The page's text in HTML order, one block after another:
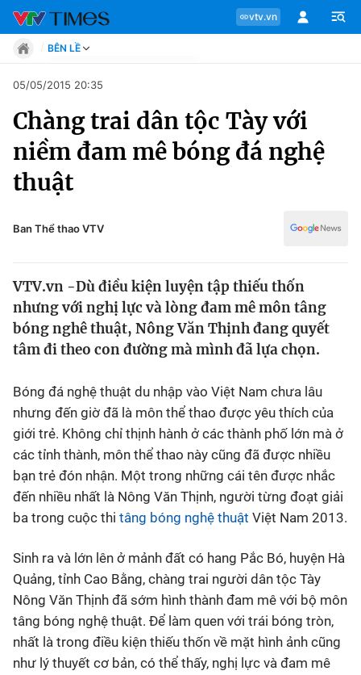
vtv.vn
Chuyên mục
Tin tức
Chân dung
Sự kiện
Bóng đá
Thể thao Điện tử
Các môn khác
Bên lề
BÊN LỀ
Move
Phong cách
Chân dung
Sự kiện
Bóng đá
Thể thao điện tử
05/05/2015 20:35
Chàng trai dân tộc Tày với
niềm đam mê bóng đá nghệ
thuật
Ban Thể thao VTV
VTV.vn -Dù điều kiện luyện tập thiếu thốn
nhưng với nghị lực và lòng đam mê môn tâng
bóng nghê thuật, Nông Văn Thịnh đang quyết
tâm đi theo con đường mà mình đã lựa chọn.
Bóng đá nghệ thuật du nhập vào Việt Nam chưa lâu
nhưng đến giờ đã là môn thể thao được yêu thích của
giới trẻ. Không chỉ thịnh hành ở các thành phố lớn mà ở
các tỉnh thành, môn thể thao này cũng đã được nhiều
bạn trẻ đón nhận. Một trong những cái tên được nhắc
đến nhiều nhất là Nông Văn Thịnh, người từng đoạt giải
ba trong cuộc thi tâng bóng nghệ thuật Việt Nam 2013.
Sinh ra và lớn lên ở mảnh đất có hang Pắc Bó, huyện Hà
Quảng, tỉnh Cao Bằng, chàng trai người dân tộc Tày
Nông Văn Thịnh đã sớm hình thành đam mê với bộ môn
tâng bóng nghệ thuật. Để làm quen với trái bóng tròn,
nhất là trong điều kiện thiếu thốn về mặt hình ảnh cũng
như lý thuyết cơ bản, có thể thấy, nghị lực và đam mê